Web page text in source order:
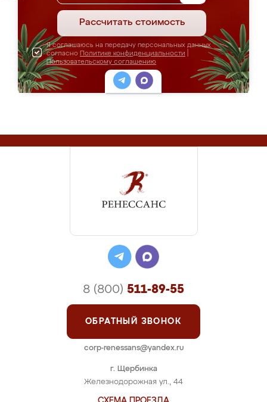
Рассчитать стоимость
Я соглашаюсь на передачу персональных данных
согласно Политике конфиденциальности
Пользовательскому соглашению
г. Щербинка
Железнодорожная ул., 44
8 (800) 511-89-55
ОБРАТНЫЙ ЗВОНОК
corp-renessans@yandex.ru